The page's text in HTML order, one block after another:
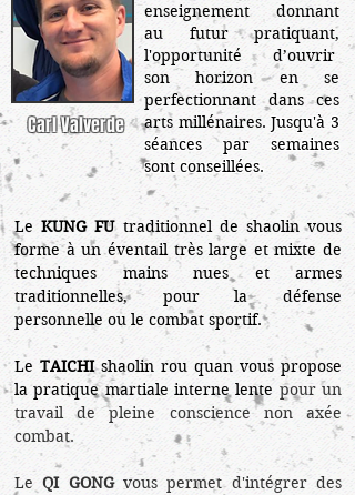
Carl Valverde
enseignement donnant
au futur pratiquant,
l'opportunité d’ouvrir
son horizon en se
perfectionnant dans ces
arts millénaires.Jusqu'à 3
séances par semaines
sont conseillées.
LeKUNG FUtraditionnel de shaolin vous
forme à un éventail très large et mixte de
techniques mains nues et armes
traditionnelles, pour la défense
personnelle ou le combat sportif.
Le TAICHIshaolin rou quan vous propose
la pratique martiale interne lente pour un
travail de pleine conscience non axée
combat.
LeQI GONGvous permet d'intégrer des